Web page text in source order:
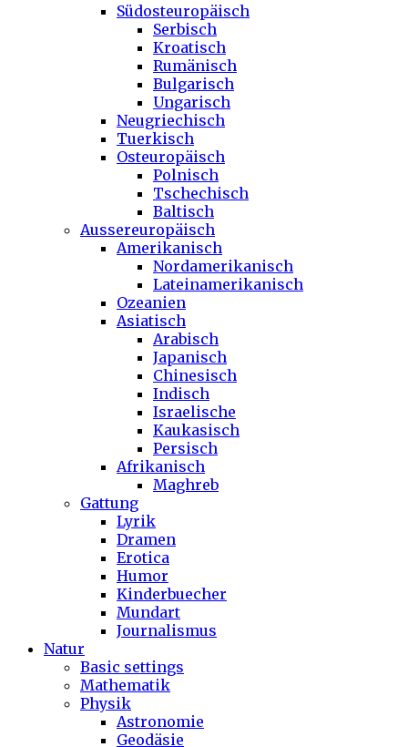
Südosteuropäisch
Serbisch
Kroatisch
Rumänisch
Bulgarisch
Ungarisch
Neugriechisch
Tuerkisch
Osteuropäisch
Polnisch
Tschechisch
Baltisch
Aussereuropäisch
Amerikanisch
Nordamerikanisch
Lateinamerikanisch
Ozeanien
Asiatisch
Arabisch
Japanisch
Chinesisch
Indisch
Israelische
Kaukasisch
Persisch
Afrikanisch
Maghreb
Gattung
Lyrik
Dramen
Erotica
Humor
Kinderbuecher
Mundart
Journalismus
Natur
Basic settings
Mathematik
Physik
Astronomie
Geodäsie